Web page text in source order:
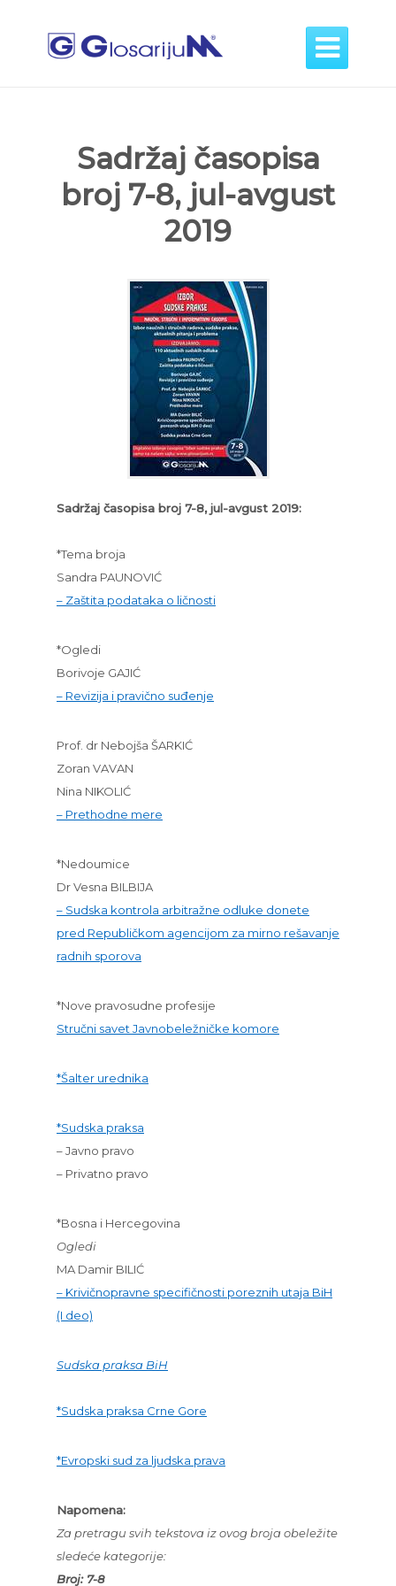

Sadržaj časopisa
broj 7-8, jul-avgust
2019
Sadržaj časopisa broj 7-8, jul-avgust 2019:
*Tema broja
Sandra PAUNOVIĆ
– Zaštita podataka o ličnosti
*Ogledi
Borivoje GAJIĆ
– Revizija i pravično suđenje
Prof. dr Nebojša ŠARKIĆ
Zoran VAVAN
Nina NIKOLIĆ
– Prethodne mere
*Nedoumice
Dr Vesna BILBIJA
– Sudska kontrola arbitražne odluke donete
pred Republičkom agencijom za mirno rešavanje
radnih sporova
*Nove pravosudne profesije
Stručni savet Javnobeležničke komore
*Šalter urednika
*Sudska praksa
– Javno pravo
– Privatno pravo
*Bosna i Hercegovina
Ogledi
MA Damir BILIĆ
– Krivičnopravne specifičnosti poreznih utaja BiH
(I deo)
Sudska praksa BiH
*Sudska praksa Crne Gore
*Evropski sud za ljudska prava
Napomena:
Za pretragu svih tekstova iz ovog broja obeležite
sledeće kategorije:
Broj: 7-8